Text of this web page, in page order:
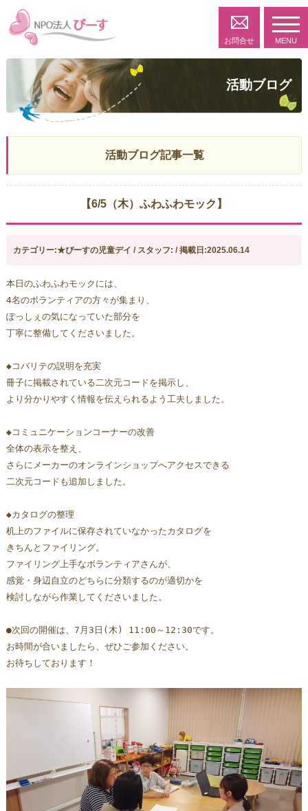
お問合せ MENU
活動ブログ
活動ブログ記事一覧
【6/5（木）ふわふわモック】
カテゴリー:★ぴーすの児童デイ / スタッフ: / 掲載日:2025.06.14
本日のふわふわモックには、
4名のボランティアの方々が集まり、
ぽっしぇの気になっていた部分を
丁寧に整備してくださいました。
◆コバリテの説明を充実
冊子に掲載されている二次元コードを掲示し、
より分かりやすく情報を伝えられるよう工夫しました。
◆コミュニケーションコーナーの改善
全体の表示を整え、
さらにメーカーのオンラインショップへアクセスできる
二次元コードも追加しました。
◆カタログの整理
机上のファイルに保存されていなかったカタログを
きちんとファイリング。
ファイリング上手なボランティアさんが、
感覚・身辺自立のどちらに分類するのが適切かを
検討しながら作業してくださいました。
●次回の開催は、7月3日(木) 11:00～12:30です。
お時間が合いましたら、ぜひご参加ください。
お待ちしております！